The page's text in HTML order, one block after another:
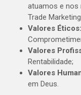
atuamos e nos
Trade
Valores Éticos:
Valores
Rentabilidade;
Valores
em Deus.